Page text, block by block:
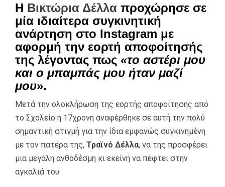
Η Βικτώρια Δέλλα προχώρησε σε
μία ιδιαίτερα συγκινητική
ανάρτηση στο Instagram με
αφορμή την εορτή αποφοίτησής
της λέγοντας πως «το αστέρι μου
και ο μπαμπάς μου ήταν μαζί
μου».
Μετά την ολοκλήρωση της εορτής αποφοίτησης από
το Σχολείο η 17χρονη αναφέρθηκε σε αυτή την πολύ
σημαντική στιγμή για την ίδια εμφανώς συγκινημένη
με τον πατέρα της, Τραϊνό Δέλλα, να της προσφέρει
μια μεγάλη ανθοδέσμη κι εκείνη να πέφτει στην
αγκαλιά του.